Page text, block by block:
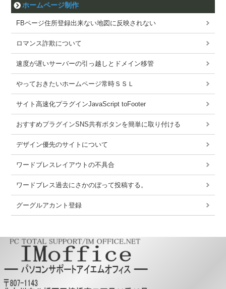
ホームページ制作
FBページ住所登録出来ない地図に反映されない
ロマンス詐欺について
速度が遅いサーバーの引っ越しとドメイン移管
やっておきたいホームページ常時ＳＳＬ
サイト高速化プラグインJavaScript toFooter
おすすめプラグインSNS共有ボタンを簡単に取り付ける
デザイン優先のサイトについて
ワードブレスレイアウトの不具合
ワードブレス過去にさかのぼって投稿する。
グーグルアカント登録